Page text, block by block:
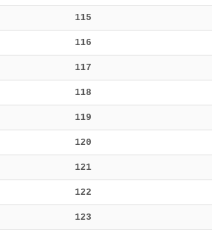
115
116
117
118
119
120
121
122
123